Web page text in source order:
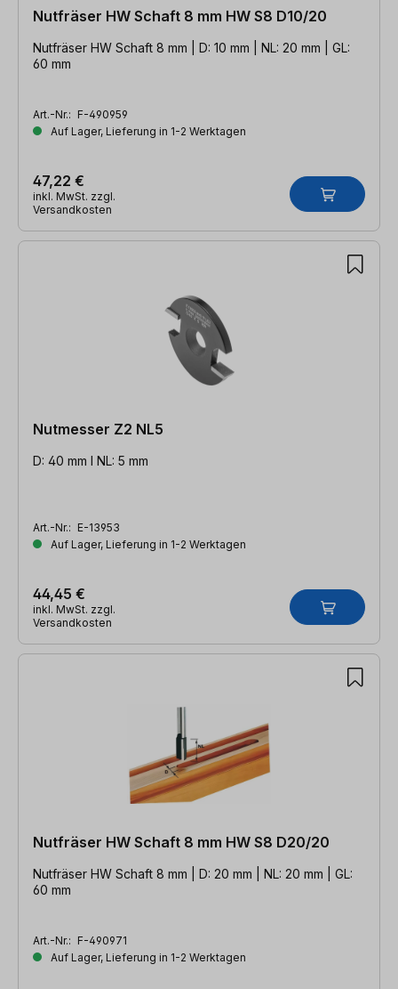
Nutfräser HW Schaft 8 mm HW S8 D10/20
Nutfräser HW Schaft 8 mm | D: 10 mm | NL: 20 mm | GL:
60 mm
Art.-Nr.: F-490959
Auf Lager, Lieferung in 1-2 Werktagen
47,22 €
inkl. MwSt. zzgl.
Versandkosten
Nutmesser Z2 NL5
D: 40 mm l NL: 5 mm
Art.-Nr.: E-13953
Auf Lager, Lieferung in 1-2 Werktagen
44,45 €
inkl. MwSt. zzgl.
Versandkosten
Nutfräser HW Schaft 8 mm HW S8 D20/20
Nutfräser HW Schaft 8 mm | D: 20 mm | NL: 20 mm | GL:
60 mm
Art.-Nr.: F-490971
Auf Lager, Lieferung in 1-2 Werktagen